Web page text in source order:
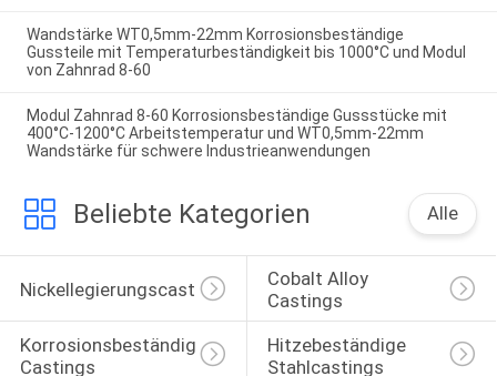
Wandstärke WT0,5mm-22mm Korrosionsbeständige
Gussteile mit Temperaturbeständigkeit bis 1000°C und Modul
von Zahnrad 8-60
Modul Zahnrad 8-60 Korrosionsbeständige Gussstücke mit
400°C-1200°C Arbeitstemperatur und WT0,5mm-22mm
Wandstärke für schwere Industrieanwendungen
Beliebte Kategorien Alle
Nickellegierungscasting
Cobalt Alloy
Castings
Korrosionsbeständige
Castings
Hitzebeständige
Stahlcastings